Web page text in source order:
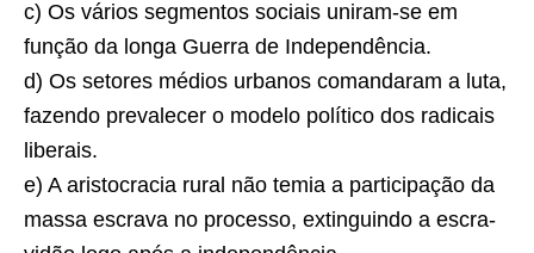
c) Os vários segmentos sociais uniram-se em
função da longa Guerra de Independência.
d) Os setores médios urbanos comandaram a luta,
fazendo prevalecer o modelo político dos radicais
liberais.
e) A aristocracia rural não temia a participação da
massa escrava no processo, extinguindo a escra­